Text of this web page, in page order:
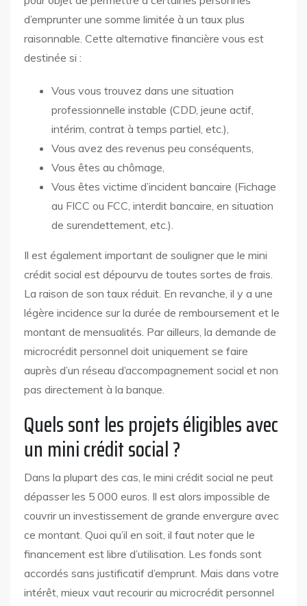
d’emprunter une somme limitée à un taux plus
raisonnable. Cette alternative financière vous est
destinée si :
Vous vous trouvez dans une situation
professionnelle instable (CDD, jeune actif,
intérim, contrat à temps partiel, etc.),
Vous avez des revenus peu conséquents,
Vous êtes au chômage,
Vous êtes victime d’incident bancaire (Fichage
au FICC ou FCC, interdit bancaire, en situation
de surendettement, etc.).
Il est également important de souligner que le mini
crédit social est dépourvu de toutes sortes de frais.
La raison de son taux réduit. En revanche, il y a une
légère incidence sur la durée de remboursement et le
montant de mensualités. Par ailleurs, la demande de
microcrédit personnel doit uniquement se faire
auprès d’un réseau d’accompagnement social et non
pas directement à la banque.
Quels sont les projets éligibles avec
un mini crédit social ?
Dans la plupart des cas, le mini crédit social ne peut
dépasser les 5 000 euros. Il est alors impossible de
couvrir un investissement de grande envergure avec
ce montant. Quoi qu’il en soit, il faut noter que le
financement est libre d’utilisation. Les fonds sont
accordés sans justificatif d’emprunt. Mais dans votre
intérêt, mieux vaut recourir au microcrédit personnel